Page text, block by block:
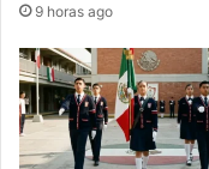
9 horas ago